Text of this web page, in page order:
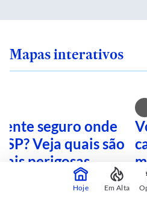
Mapas interativos
seguro onde
SP? Veja quais são
perigosas
Hoje Em Alta